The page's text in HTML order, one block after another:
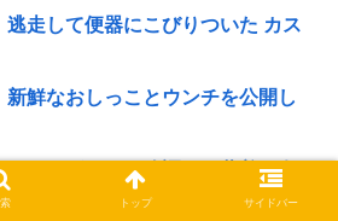
逃走して便器にこびりついた カス
鮮なおしっことウンチを公開し
ル、おぱーいを強調した薄着の女
あれ恥ずかしくないの？
トップ サイドバー